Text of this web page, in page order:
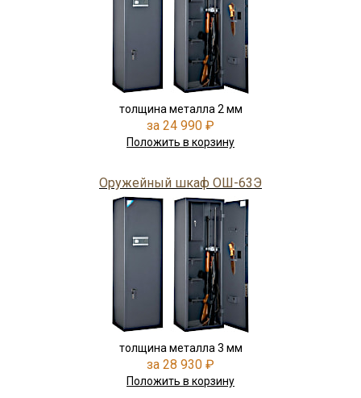
толщина металла 2 мм
за 24 990 ₽
Положить в корзину
Оружейный шкаф ОШ-63Э
толщина металла 3 мм
за 28 930 ₽
Положить в корзину